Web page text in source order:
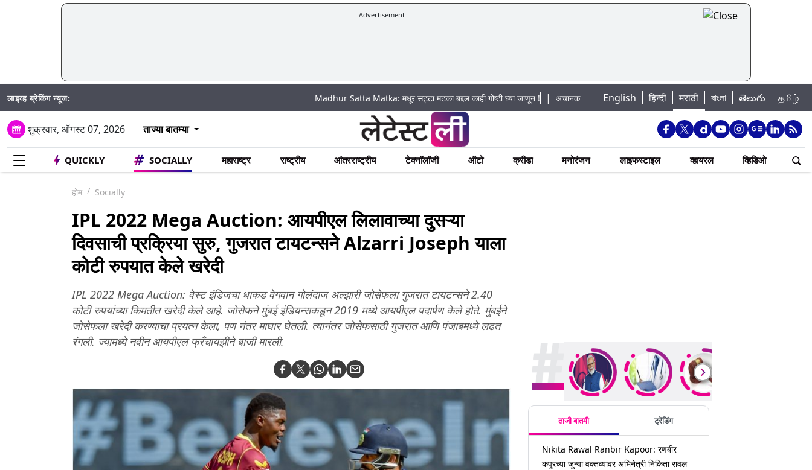
Advertisement
लाइव्ह ब्रेकिंग न्यूज: Madhur Satta Matka: मधूर सट्टा मटका बद्दल काही गोष्टी घ्या जाणून !|अचानक पूराचा धोका: खडकवासला धरणातून मुठानदी पात्रात विसर्ग सुरु; नागरिकांना नदीपात्रात न
English हिन्दी मराठी বাংলা తెలుగు தமிழ்
शुक्रवार, ऑगस्ट 07, 2026 ताज्या बातम्या
QUICKLY SOCIALLY महाराष्ट्र राष्ट्रीय आंतरराष्ट्रीय टेक्नॉलॉजी ऑटो क्रीडा मनोरंजन लाइफस्टाइल व्हायरल व्हिडिओ
होम Socially
IPL 2022 Mega Auction: आयपीएल लिलावाच्या दुसऱ्या
दिवसाची प्रक्रिया सुरु, गुजरात टायटन्सने Alzarri Joseph याला
कोटी रुपयात केले खरेदी
IPL 2022 Mega Auction: वेस्ट इंडिजचा धाकड वेगवान गोलंदाज अल्झारी जोसेफला गुजरात टायटन्सने 2.40
कोटी रुपयांच्या किमतीत खरेदी केले आहे. जोसेफने मुंबई इंडियन्सकडून 2019 मध्ये आयपीएल पदार्पण केले होते. मुंबईने
जोसेफला खरेदी करण्याचा प्रयत्न केला, पण नंतर माघार घेतली. त्यानंतर जोसेफसाठी गुजरात आणि पंजाबमध्ये लढत
रंगली. ज्यामध्ये नवीन आयपीएल फ्रँचायझीने बाजी मारली.
ताजी बातमी ट्रेंडिंग
Nikita Rawal Ranbir Kapoor: रणबीर
कपूरच्या जुन्या वक्तव्यावर अभिनेत्री निकिता रावल